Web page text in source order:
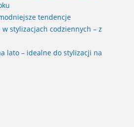
tendencje
stylizacjach codziennych – z
lato – idealne do stylizacji na